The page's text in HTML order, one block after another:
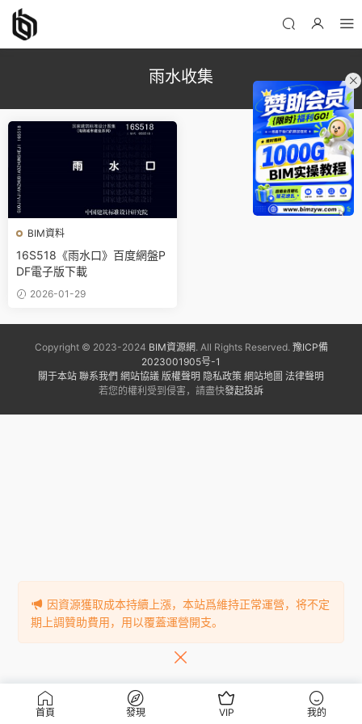
雨水收集
BIM資料
16S518《雨水口》百度網盤P
DF電子版下載
2026-01-29
Copyright © 2023-2024 BIM資源網. All Rights Reserved. 豫ICP備
2023001905号-1
關于本站 聯系我們 網站協議 版權聲明 隐私政策 網站地圖 法律聲明
若您的權利受到侵害，請盡快發起投訴
首頁 發現 VIP 我的
因資源獲取成本持續上漲，本站爲維持正常運營，将不定
期上調贊助費用，用以覆蓋運營開支。